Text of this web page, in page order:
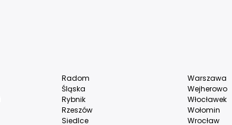
Radom
Śląska
Rybnik
Rzeszów
Siedlce
Warszawa
Wejherowo
Włocławek
Wołomin
Wrocław